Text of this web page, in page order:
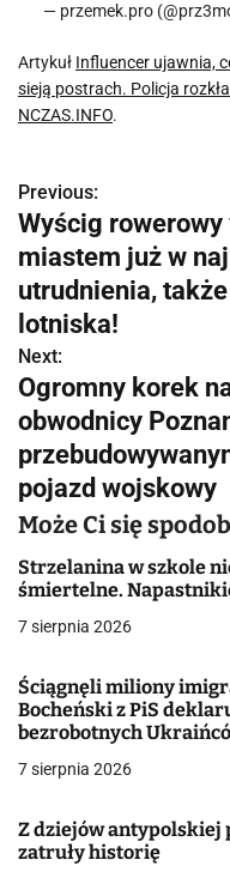
— przemek.pro
Artykuł Influencer ujawnia,
sieją postrach. Policja
NCZAS.INFO.
N
a
w
i
g
a
c
j
a
w
i
s
Previous:
Wyścig rowerowy
miastem już w
utrudnienia,
lotniska!
Next:
Ogromny korek
obwodnicy
pojazd wojskowy
Może Ci się
Strzelanina w szkole
śmiertelne.
7 sierpnia 2026
Ściągnęli miliony
Bocheński z PiS
bezrobotnych
7 sierpnia 2026
Z dziejów antypolskiej
zatruły historię